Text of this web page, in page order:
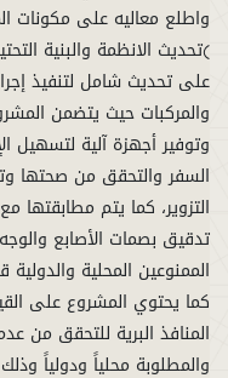
واطلع معاليه على مكونات
(تحديث الانظمة والبنية
على تحديث شامل لتنفيذ
والمركبات حيث يتضمن
وتوفير أجهزة آلية لتسهيل
السفر والتحقق من صحتها
التزوير، كما يتم مطابقتها
تدقيق بصمات الأصابع
كما يحتوي المشروع على
المنافذ البرية للتحقق من